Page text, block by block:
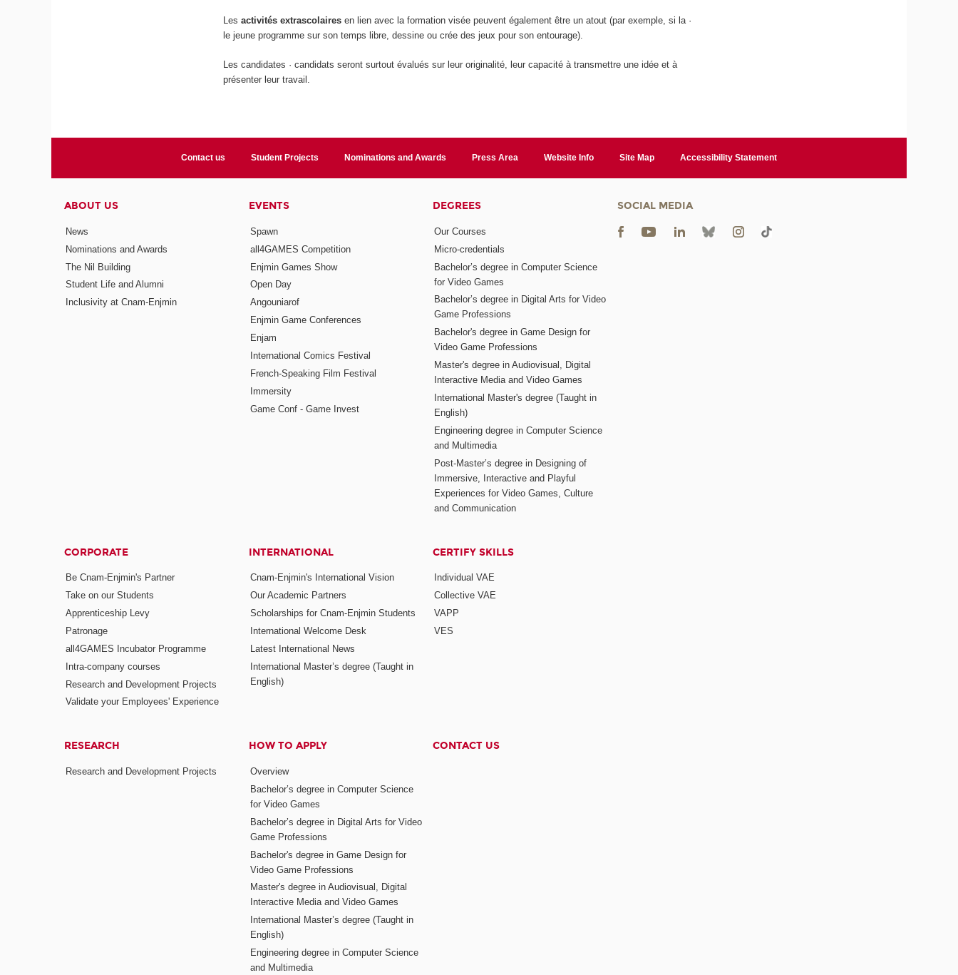
Lesactivités extrascolaires en lien avec la formation visée peuvent également être un atout (par exemple, si la ·
le jeune programme sur son temps libre, dessine ou crée des jeux pour son entourage).
Les candidates · candidats seront surtout évalués sur leur originalité, leur capacité à transmettre une idée et à
présenter leur travail.
Contact us Student Projects Nominations and Awards Press Area Website Info Site Map Accessibility Statement
ABOUT US
News
Nominations and Awards
The Nil Building
Student Life and Alumni
Inclusivity at Cnam-Enjmin
EVENTS
Spawn
all4GAMES Competition
Enjmin Games Show
Open Day
Angouniarof
Enjmin Game Conferences
Enjam
International Comics Festival
French-Speaking Film Festival
Immersity
Game Conf - Game Invest
DEGREES
Our Courses
Micro-credentials
Bachelor’s degree in Computer Science
for Video Games
Bachelor’s degree in Digital Arts for Video
Game Professions
Bachelor's degree in Game Design for
Video Game Professions
Master's degree in Audiovisual, Digital
Interactive Media and Video Games
International Master's degree (Taught in
English)
Engineering degree in Computer Science
and Multimedia
Post-Master’s degree in Designing of
Immersive, Interactive and Playful
Experiences for Video Games, Culture
and Communication
CORPORATE
Be Cnam-Enjmin's Partner
Take on our Students
Apprenticeship Levy
Patronage
all4GAMES Incubator Programme
Intra-company courses
Research and Development Projects
Validate your Employees' Experience
INTERNATIONAL
Cnam-Enjmin's International Vision
Our Academic Partners
Scholarships for Cnam-Enjmin Students
International Welcome Desk
Latest International News
International Master’s degree (Taught in
English)
CERTIFY SKILLS
Individual VAE
Collective VAE
VAPP
VES
RESEARCH
Research and Development Projects
HOW TO APPLY
Overview
Bachelor’s degree in Computer Science
for Video Games
Bachelor’s degree in Digital Arts for Video
Game Professions
Bachelor's degree in Game Design for
Video Game Professions
Master's degree in Audiovisual, Digital
Interactive Media and Video Games
International Master’s degree (Taught in
English)
Engineering degree in Computer Science
and Multimedia
CONTACT US
SOCIAL MEDIA